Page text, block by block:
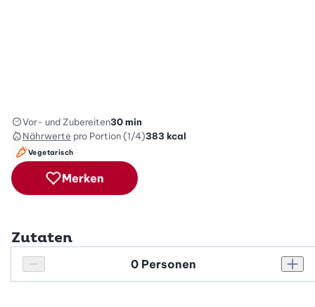
Vor- und Zubereiten30 min
Nährwerte pro Portion (1/4)383 kcal
Vegetarisch
Merken
Zutaten
Personenanzahl verringern
Personenanzahl